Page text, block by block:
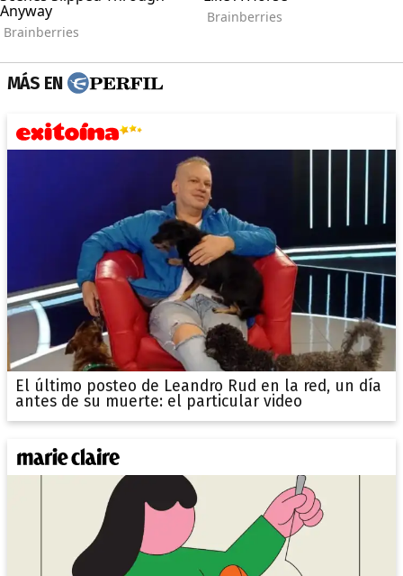
MÁS EN
El último posteo de Leandro Rud en la red, un día
antes de su muerte: el particular video